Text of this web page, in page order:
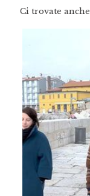
Ci trovate